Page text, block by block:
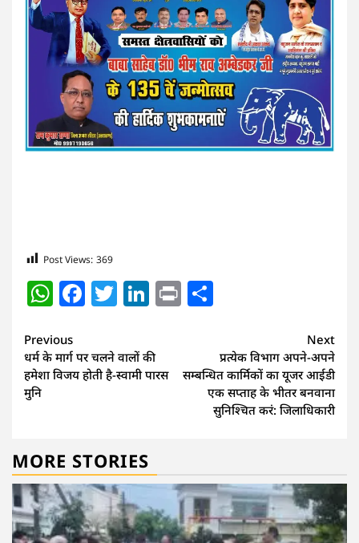
Post Views: 369
WhatsApp
Facebook
Twitter
LinkedIn
Print
Continue
Reading
Previous
धर्म के मार्ग पर चलने वालों की
हमेशा विजय होती है-स्वामी पारस
मुनि
Next
प्रत्येक विभाग अपने-अपने
सम्बन्धित कार्मिकों का यूजर आईडी
एक सप्ताह के भीतर बनवाना
सुनिश्चित करं: जिलाधिकारी
MORE STORIES